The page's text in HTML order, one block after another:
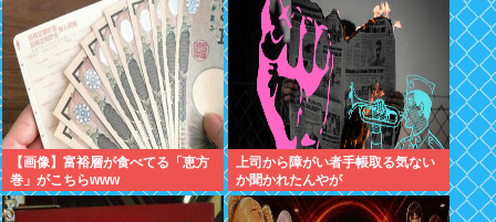
【画像】富裕層が食べてる「恵方
巻」がこちらwww
上司から障がい者手帳取る気ない
か聞かれたんやが